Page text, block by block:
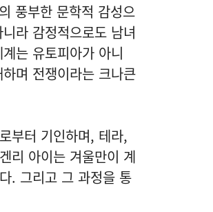
풍부한 문학적 감성으
라 감정적으로도 남녀
는 유토피아가 아니
며 전쟁이라는 크나큰
부터 기인하며, 테라,
리 아이는 겨울만이 계
. 그리고 그 과정을 통